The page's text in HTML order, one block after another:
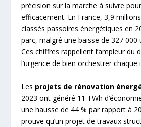
précision sur la marche à suivre
efficacement. En France, 3,9
classés passoires énergétiques en
parc, malgré une baisse de 327 000
Ces chiffres rappellent l’ampleur du
l’urgence de bien orchestrer chaque
Les projets de rénovation
2023 ont généré 11 TWh
une hausse de 44 % par rapport à
prouve qu’un projet de travaux